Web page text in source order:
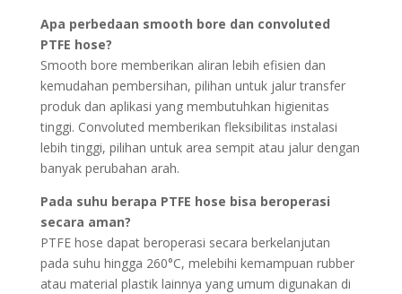
Apa perbedaan smooth bore dan convoluted
PTFE hose?
Smooth bore memberikan aliran lebih efisien dan
kemudahan pembersihan, pilihan untuk jalur transfer
produk dan aplikasi yang membutuhkan higienitas
tinggi. Convoluted memberikan fleksibilitas instalasi
lebih tinggi, pilihan untuk area sempit atau jalur dengan
banyak perubahan arah.
Pada suhu berapa PTFE hose bisa beroperasi
secara aman?
PTFE hose dapat beroperasi secara berkelanjutan
pada suhu hingga 260°C, melebihi kemampuan rubber
atau material plastik lainnya yang umum digunakan di